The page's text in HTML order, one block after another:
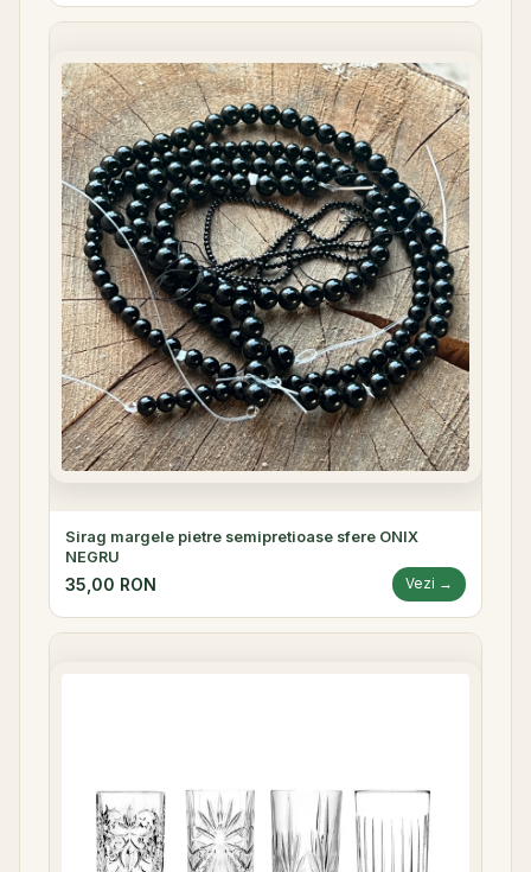
Sirag margele pietre semipretioase sfere ONIX
NEGRU
35,00 RON Vezi →